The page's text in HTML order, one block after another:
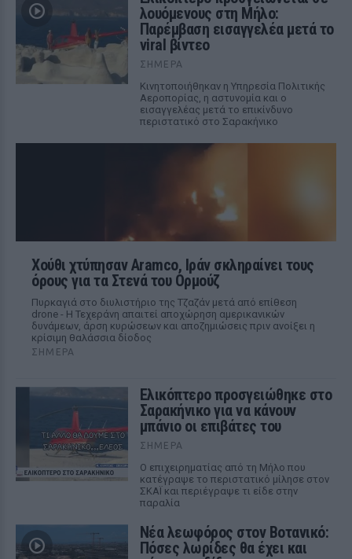
λουόμενους στη Μήλο:
Παρέμβαση εισαγγελέα μετά το
viral βίντεο
ΣΉΜΕΡΑ
Κινητοποιήθηκαν η Υπηρεσία Πολιτικής
Αεροπορίας, η αστυνομία και ο
εισαγγελέας μετά το επικίνδυνο
περιστατικό στο Σαρακήνικο
Χούθι χτύπησαν Aramco, Ιράν σκληραίνει τους
όρους για τα Στενά του Ορμούζ
Πυρκαγιά στο διυλιστήριο της Τζαζάν μετά από επίθεση
drone - Η Τεχεράνη απαιτεί αποχώρηση αμερικανικών
δυνάμεων, άρση κυρώσεων και αποζημιώσεις πριν ανοίξει η
κρίσιμη θαλάσσια δίοδος
ΣΉΜΕΡΑ
Ελικόπτερο προσγειώθηκε στο
Σαρακήνικο για να κάνουν
μπάνιο οι επιβάτες του
ΣΉΜΕΡΑ
Ο επιχειρηματίας από τη Μήλο που
κατέγραψε το περιστατικό μίλησε στον
ΣΚΑΪ και περιέγραψε τι είδε στην
παραλία
Νέα λεωφόρος στον Βοτανικό:
Πόσες λωρίδες θα έχει και